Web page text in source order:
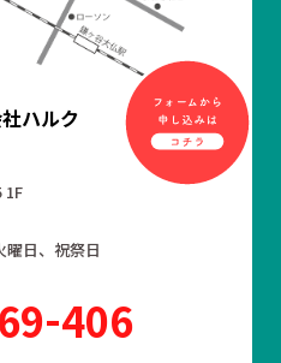
ハルク
1F
曜日、祝祭日
406